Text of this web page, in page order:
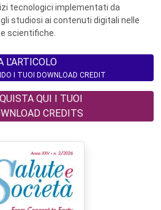
tecnologici implementati da
studiosi ai contenuti digitali nelle
scientifiche.
L'ARTICOLO
I TUOI DOWNLOAD CREDIT
QUI I TUOI
CREDITS